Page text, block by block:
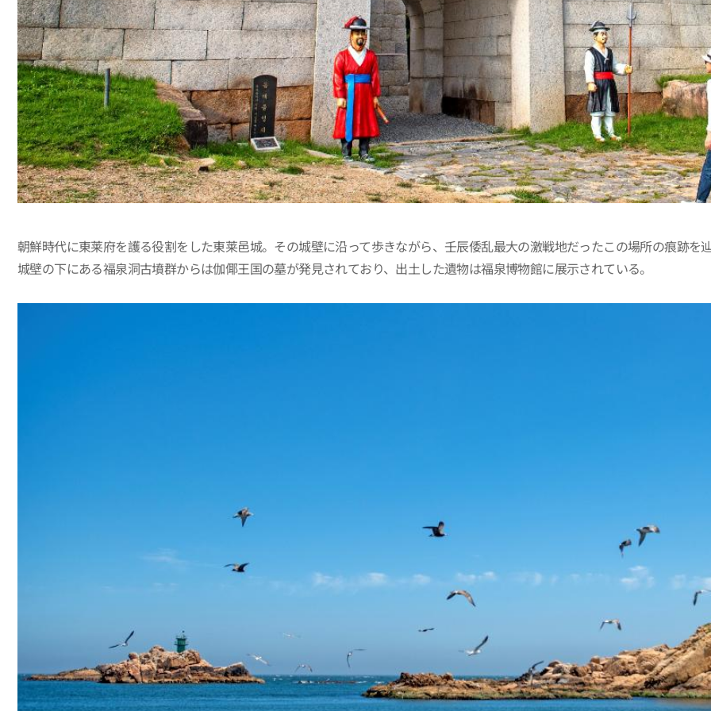
朝鮮時代に東莱府を護る役割をした東莱邑城。その城壁に沿って歩きながら、壬辰倭乱最大の激戦地だったこの場所の痕跡を
城壁の下にある福泉洞古墳群からは伽倻王国の墓が発見されており、出土した遺物は福泉博物館に展示されている。